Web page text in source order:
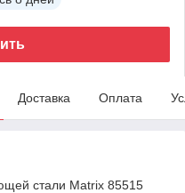
Доставка Оплата
стали Matrix 85515